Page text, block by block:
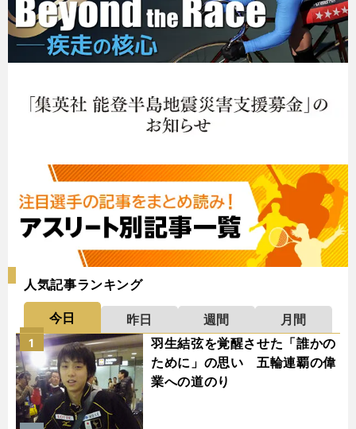
人気記事ランキング
今日 昨日 週間
月間
羽生結弦を覚醒させた「誰かの
ために」の思い 五輪連覇の偉
業への道のり
1